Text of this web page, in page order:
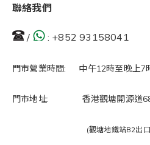
聯絡我們
/ : +852 93158041
門市營業時間: 中午12時至晚上7
門市地址: 香港觀塘開源道68
(觀塘地鐵站B2出